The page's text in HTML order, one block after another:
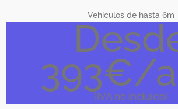
Vehículos de hasta 6m
393€/
(IVA no incluido)